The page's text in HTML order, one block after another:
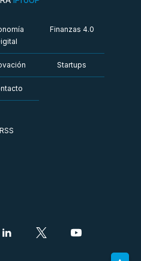
Finanzas 4.0
Startups
RSS